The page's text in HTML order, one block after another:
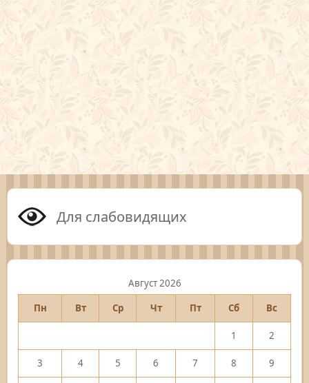
Для слабовидящих
Август 2026
Пн
Вт Ср Чт Пт Сб Вс
1 2
3 4 5 6 7 8 9